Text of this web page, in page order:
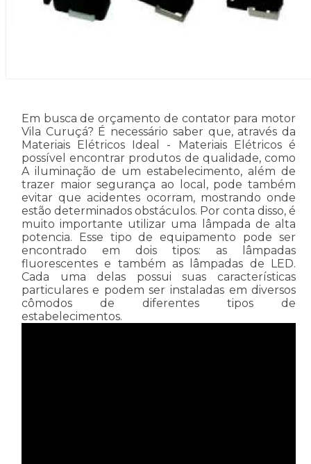
Em busca de orçamento de contator para motor
Vila Curuçá? É necessário saber que, através da
Materiais Elétricos Ideal - Materiais Elétricos é
possível encontrar produtos de qualidade, como
A iluminação de um estabelecimento, além de
trazer maior segurança ao local, pode também
evitar que acidentes ocorram, mostrando onde
estão determinados obstáculos. Por conta disso, é
muito importante utilizar uma lâmpada de alta
potencia. Esse tipo de equipamento pode ser
encontrado em dois tipos: as lâmpadas
fluorescentes e também as lâmpadas de LED.
Cada uma delas possui suas características
particulares e podem ser instaladas em diversos
cômodos de diferentes tipos de
estabelecimentos.